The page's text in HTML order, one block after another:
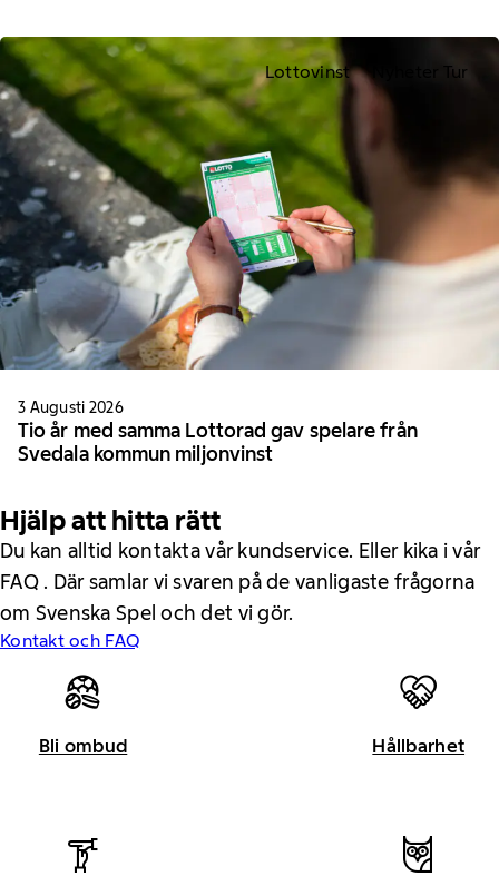
Lottovinst Nyheter Tur
3 Augusti 2026
Tio år med samma Lottorad gav spelare från
Svedala kommun miljonvinst
Hjälp att hitta rätt
Du kan alltid kontakta vår kundservice. Eller kika i vår
FAQ . Där samlar vi svaren på de vanligaste frågorna
om Svenska Spel och det vi gör.
Kontakt och FAQ
Bli ombud Hållbarhet